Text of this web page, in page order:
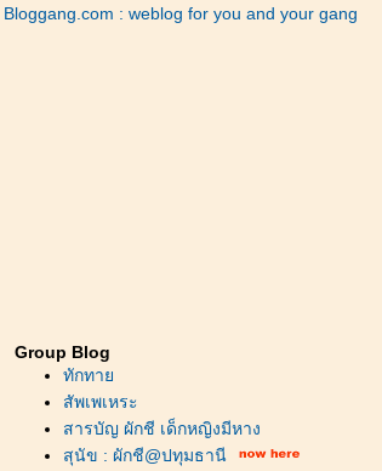
Bloggang.com : weblog for you and your gang
Group Blog
ทักทา
สัพเพเหระ
สารบัญ ผักชี เด็กหญิงมีหาง
สุนัข : ผักชี@ปทุมธานี